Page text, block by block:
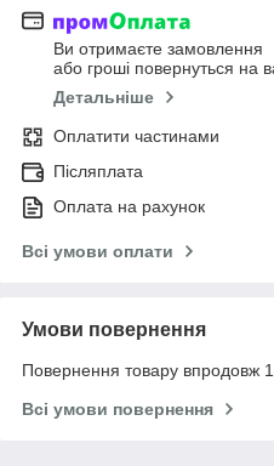
Ви отримаєте замовлення
або гроші повернуться на
Детальніше
Оплатити частинами
Післяплата
Оплата на рахунок
Всі умови оплати
Умови повернення
Повернення товару впродовж
Всі умови повернення